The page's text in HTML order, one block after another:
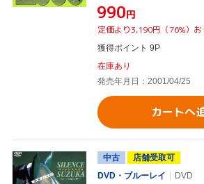
¥990円
定価より3,190円（76%）お
獲得ポイント 9P
在庫あり
発売年月日：2001/04/25
カートへ
中古
店舗受取可
DVD・ブルーレイ
DVD